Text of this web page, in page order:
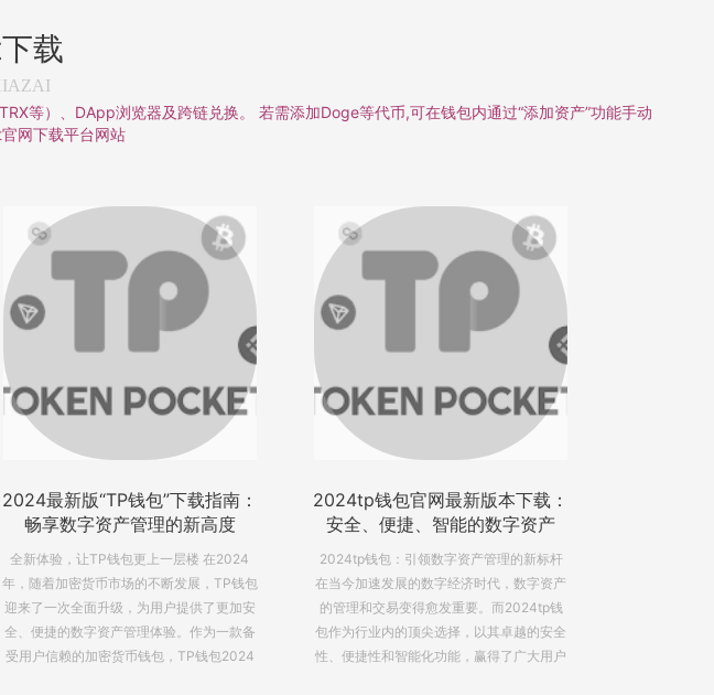
载
等）、DApp浏览器及跨链兑换。 若需添加Doge等代币,可在钱包内通过“添加资产”功能手动
网下载平台网站
2024tp钱包官网最新版本下载：
安全、便捷、智能的数字资产
2024tp钱包：引领数字资产管理的新标杆
在当今加速发展的数字经济时代，数字资产
的管理和交易变得愈发重要。而2024tp钱
包作为行业内的顶尖选择，以其卓越的安全
性、便捷性和智能化功能，赢得了广大用户
探索TP钱包官网下载，掌控数字
资产新时代
数字时代的TP钱包：创新与安全并重 在当
今数字化迅速发展的时代，数字资产管理变
得越来越重要。而TP钱包作为一款创新型的
数字钱包，以其强大的功能和高度的安全
性，迅速赢得了用户的信赖和青睐。什么是